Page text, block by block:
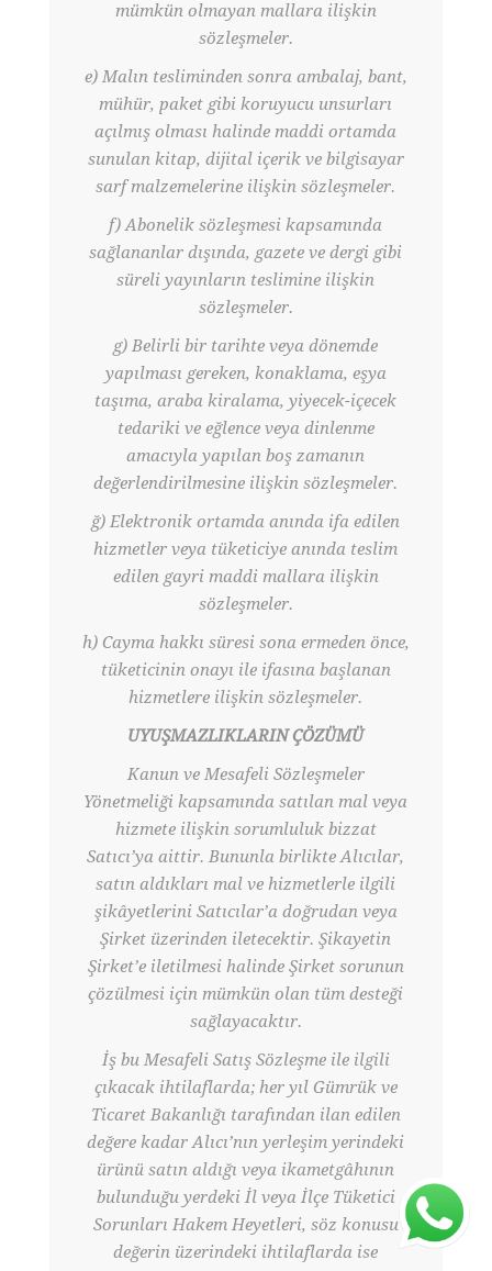
mümkün olmayan mallara ilişkin
sözleşmeler.
e) Malın tesliminden sonra ambalaj, bant,
mühür, paket gibi koruyucu unsurları
açılmış olması halinde maddi ortamda
sunulan kitap, dijital içerik ve bilgisayar
sarf malzemelerine ilişkin sözleşmeler.
f) Abonelik sözleşmesi kapsamında
sağlananlar dışında, gazete ve dergi gibi
süreli yayınların teslimine ilişkin
sözleşmeler.
g) Belirli bir tarihte veya dönemde
yapılması gereken, konaklama, eşya
taşıma, araba kiralama, yiyecek-içecek
tedariki ve eğlence veya dinlenme
amacıyla yapılan boş zamanın
değerlendirilmesine ilişkin sözleşmeler.
ğ) Elektronik ortamda anında ifa edilen
hizmetler veya tüketiciye anında teslim
edilen gayri maddi mallara ilişkin
sözleşmeler.
h) Cayma hakkı süresi sona ermeden önce,
tüketicinin onayı ile ifasına başlanan
hizmetlere ilişkin sözleşmeler.
UYUŞMAZLIKLARIN ÇÖZÜMÜ
Kanun ve Mesafeli Sözleşmeler
Yönetmeliği kapsamında satılan mal veya
hizmete ilişkin sorumluluk bizzat
Satıcı’ya aittir. Bununla birlikte Alıcılar,
satın aldıkları mal ve hizmetlerle ilgili
şikâyetlerini Satıcılar’a doğrudan veya
Şirket üzerinden iletecektir. Şikayetin
Şirket’e iletilmesi halinde Şirket sorunun
çözülmesi için mümkün olan tüm desteği
sağlayacaktır.
İş bu Mesafeli Satış Sözleşme ile ilgili
çıkacak ihtilaflarda; her yıl Gümrük ve
Ticaret Bakanlığı tarafından ilan edilen
değere kadar Alıcı’nın yerleşim yerindeki
ürünü satın aldığı veya ikametgâhının
bulunduğu yerdeki İl veya İlçe Tüketici
Sorunları Hakem Heyetleri, söz konusu
değerin üzerindeki ihtilaflarda ise